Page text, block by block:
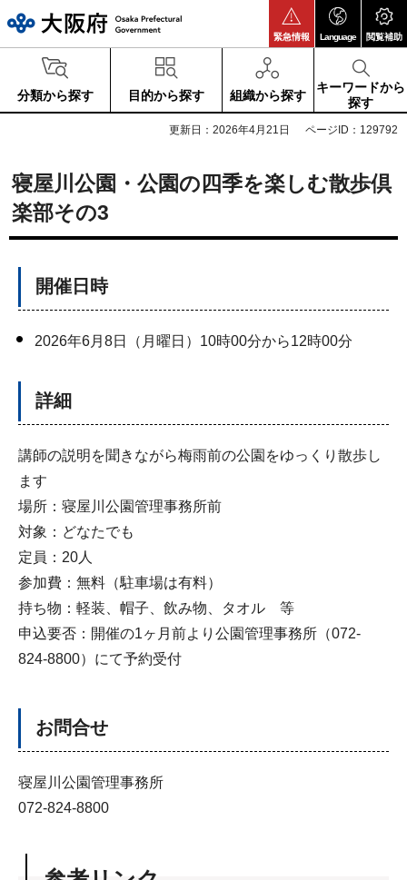
緊急情報 Language 閲覧補助
分類から探す 目的から探す 組織から探す
キーワードから
探す
更新日：2026年4月21日 ページID：129792
寝屋川公園・公園の四季を楽しむ散歩倶
楽部その3
開催日時
2026年6月8日（月曜日）10時00分から12時00分
詳細
講師の説明を聞きながら梅雨前の公園をゆっくり散歩し
ます
場所：寝屋川公園管理事務所前
対象：どなたでも
定員：20人
参加費：無料（駐車場は有料）
持ち物：軽装、帽子、飲み物、タオル 等
申込要否：開催の1ヶ月前より公園管理事務所（072-
824-8800）にて予約受付
お問合せ
寝屋川公園管理事務所
072-824-8800